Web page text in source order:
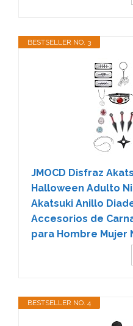
BESTSELLER NO. 3
JMOCD Disfraz
Halloween Adulto
Akatsuki Anillo
Accesorios de
para Hombre Mujer
BESTSELLER NO. 4